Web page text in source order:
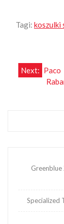
Tagi: koszulki
Next: Paco
Specialized